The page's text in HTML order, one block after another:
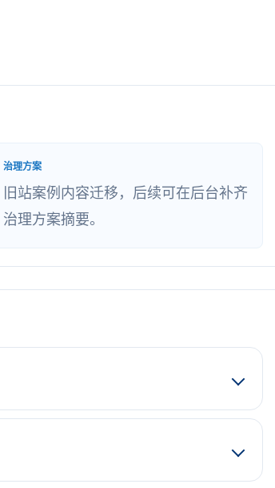
治理方案
旧站案例内容迁移，后续可在后台补齐
治理方案摘要。